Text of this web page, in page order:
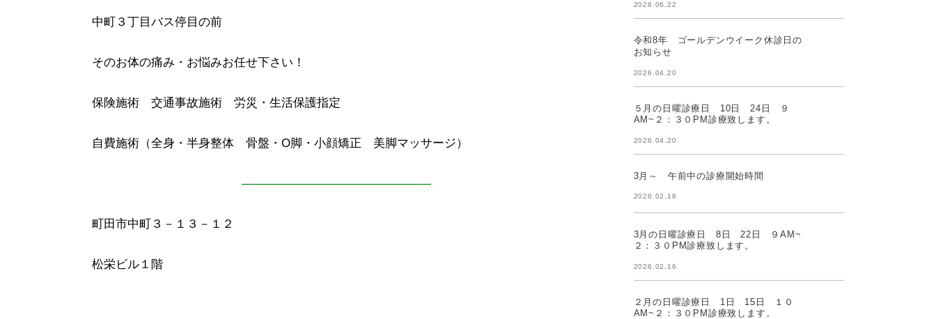
中町３丁目バス停目の前
そのお体の痛み・お悩みお任せ下さい！
保険施術 交通事故施術 労災・生活保護指定
自費施術（全身・半身整体 骨盤・O脚・小顔矯正 美脚マッサージ）
————————————————
町田市中町３－１３－１２
松栄ビル１階
2026.06.22
令和8年 ゴールデンウイーク休診日の
お知らせ
2026.04.20
５月の日曜診療日 10日 24日 ９
AM~２：３０PM診療致します。
2026.04.20
3月～ 午前中の診療開始時間
2026.02.16
3月の日曜診療日 8日 22日 ９AM~
２：３０PM診療致します。
2026.02.16
２月の日曜診療日 1日 15日 １０
AM~２：３０PM診療致します。